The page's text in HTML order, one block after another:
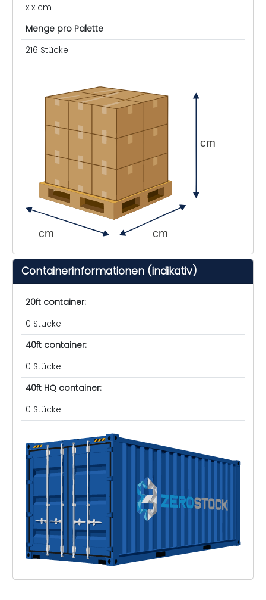
x x cm
Menge pro Palette
216 Stücke
cm cm
cm
Containerinformationen (indikativ)
20ft container:
0 Stücke
40ft container:
0 Stücke
40ft HQ container:
0 Stücke